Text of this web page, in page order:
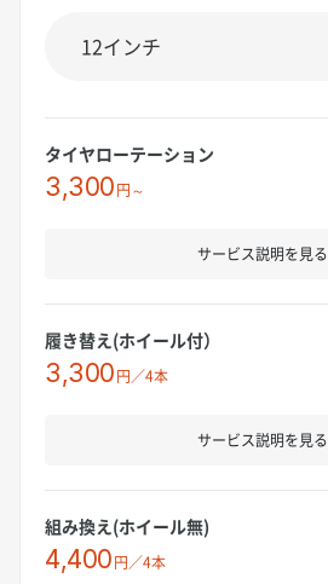
タイヤローテーション
3,300円～
サービス説明を見る
履き替え(ホイール付）
3,300円／4本
サービス説明を見る
組み換え(ホイール無)
4,400円／4本